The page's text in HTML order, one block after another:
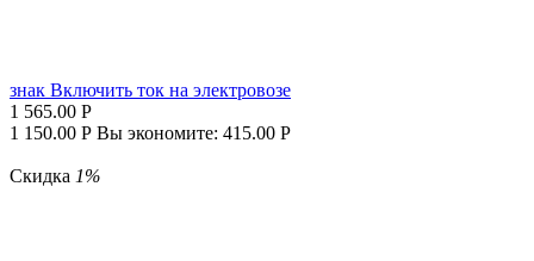
знак Включить ток на электровозе
1 565.00 Р
1 150.00 Р Вы экономите: 415.00 Р
Скидка 1%